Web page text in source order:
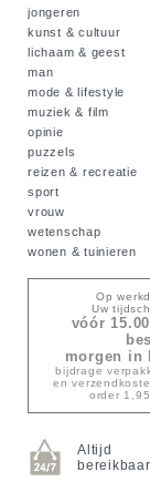
jongeren
kunst & cultuur
lichaam & geest
man
mode & lifestyle
muziek & film
opinie
puzzels
reizen & recreatie
sport
vrouw
wetenschap
wonen & tuinieren
Op
Uw
vóór
morgen in
bijdrage
en
order
Altijd
bereikbaar